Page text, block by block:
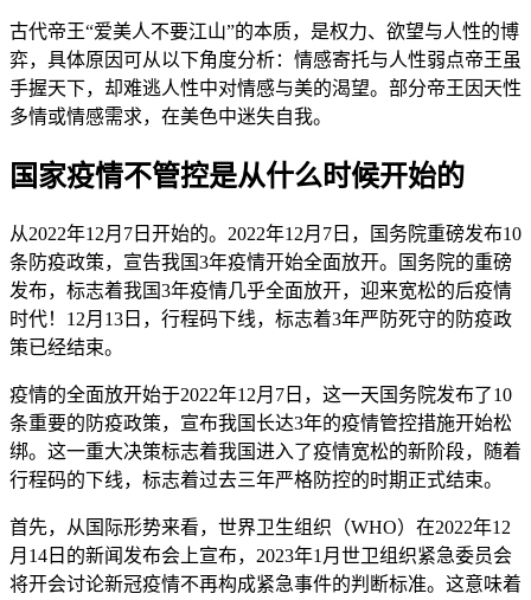
古代帝王“爱美人不要江山”的本质，是权力、欲望与人性的博
弈，具体原因可从以下角度分析：情感寄托与人性弱点帝王虽
手握天下，却难逃人性中对情感与美的渴望。部分帝王因天性
多情或情感需求，在美色中迷失自我。
国家疫情不管控是从什么时候开始的
从2022年12月7日开始的。2022年12月7日，国务院重磅发布10
条防疫政策，宣告我国3年疫情开始全面放开。国务院的重磅
发布，标志着我国3年疫情几乎全面放开，迎来宽松的后疫情
时代！12月13日，行程码下线，标志着3年严防死守的防疫政
策已经结束。
疫情的全面放开始于2022年12月7日，这一天国务院发布了10
条重要的防疫政策，宣布我国长达3年的疫情管控措施开始松
绑。这一重大决策标志着我国进入了疫情宽松的新阶段，随着
行程码的下线，标志着过去三年严格防控的时期正式结束。
首先，从国际形势来看，世界卫生组织（WHO）在2022年12
月14日的新闻发布会上宣布，2023年1月世卫组织紧急委员会
将开会讨论新冠疫情不再构成紧急事件的判断标准。这意味着